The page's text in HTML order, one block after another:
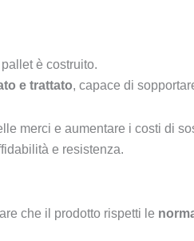
è costruito.
e trattato, capace di
merci e aumentare i costi di
e resistenza.
che il prodotto rispetti le